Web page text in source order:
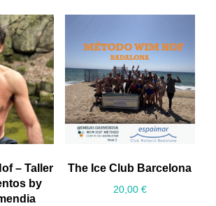
– Taller
by
The Ice Club Barcelona
20,00 €